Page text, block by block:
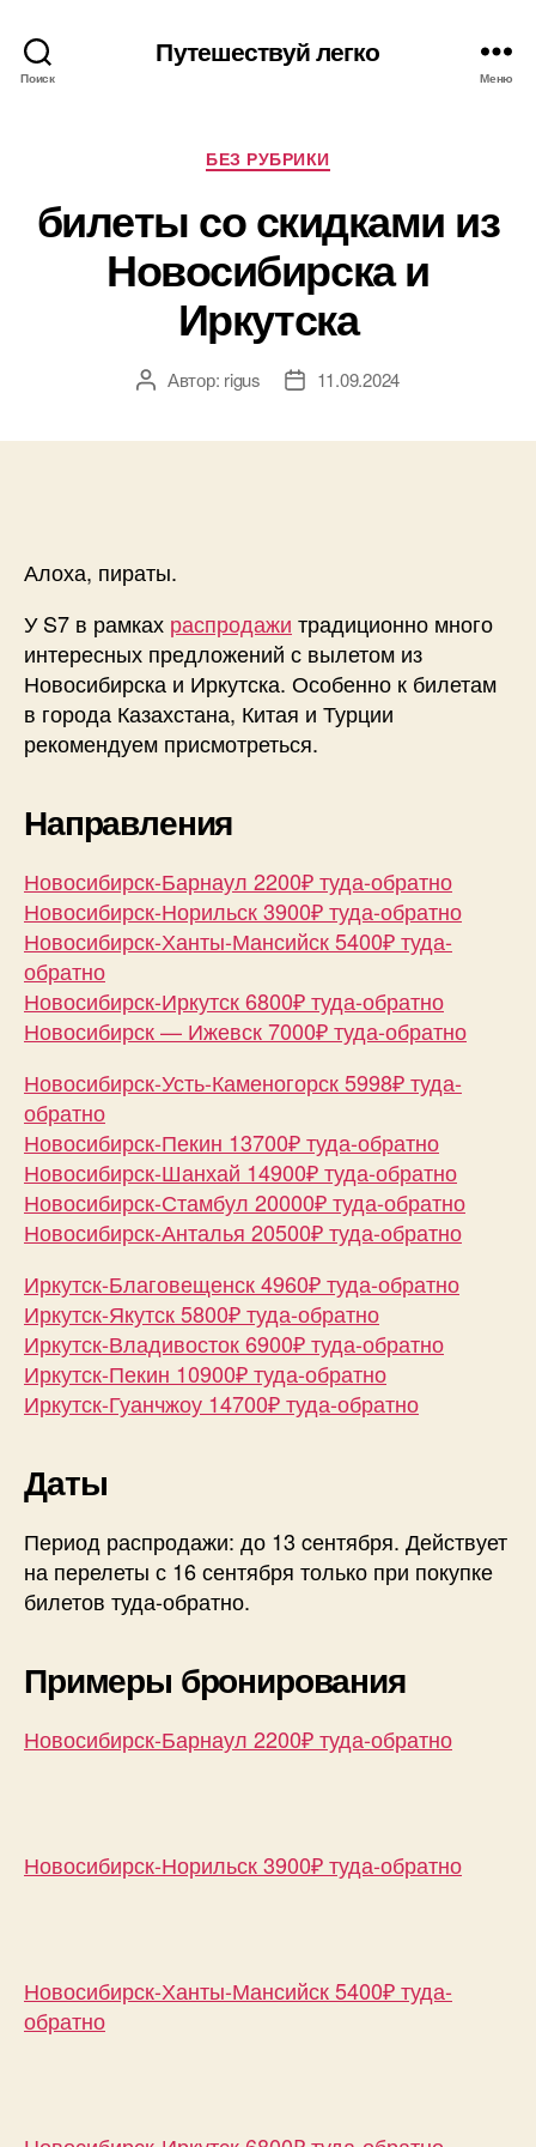
Поиск
Путешествуй легко
Меню
Рубрики
БЕЗ РУБРИКИ
билеты со скидками из
Новосибирска и
Иркутска
АвторАвтор: rigus
Дата11.09.2024
Алоха, пираты.
У S7 в рамках распродажи традиционно много
интересных предложений с вылетом из
Новосибирска и Иркутска. Особенно к билетам
в города Казахстана, Китая и Турции
рекомендуем присмотреться.
Направления
Новосибирск-Барнаул 2200₽ туда-обратно
Новосибирск-Норильск 3900₽ туда-обратно
Новосибирск-Ханты-Мансийск 5400₽ туда-
обратно
Новосибирск-Иркутск 6800₽ туда-обратно
Новосибирск — Ижевск 7000₽ туда-обратно
Новосибирск-Усть-Каменогорск 5998₽ туда-
обратно
Новосибирск-Пекин 13700₽ туда-обратно
Новосибирск-Шанхай 14900₽ туда-обратно
Новосибирск-Стамбул 20000₽ туда-обратно
Новосибирск-Анталья 20500₽ туда-обратно
Иркутск-Благовещенск 4960₽ туда-обратно
Иркутск-Якутск 5800₽ туда-обратно
Иркутск-Владивосток 6900₽ туда-обратно
Иркутск-Пекин 10900₽ туда-обратно
Иркутск-Гуанчжоу 14700₽ туда-обратно
Даты
Период распродажи: до 13 cентября. Действует
на перелеты с 16 сентября только при покупке
билетов туда-обратно.
Примеры бронирования
Новосибирск-Барнаул 2200₽ туда-обратно
Новосибирск-Норильск 3900₽ туда-обратно
Новосибирск-Ханты-Мансийск 5400₽ туда-
обратно